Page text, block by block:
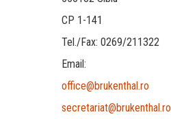
CP 1-141
Tel./Fax: 0269/211322
Email:
office@brukenthal.ro
secretariat@brukenthal.ro